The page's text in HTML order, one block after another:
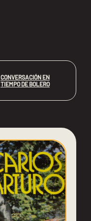
CONVERSACIÓN EN
TIEMPO DE BOLERO